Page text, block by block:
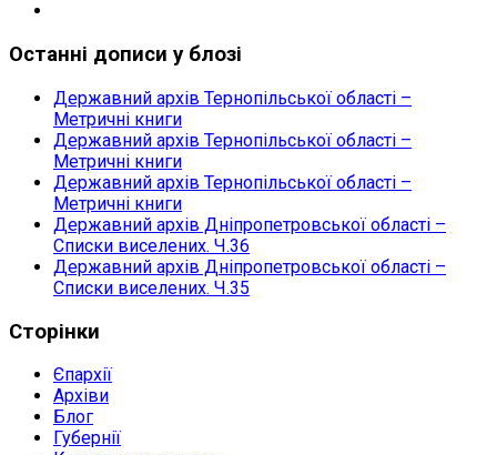
Останні дописи у блозі
Державний архів Тернопільської області –
Метричні книги
Державний архів Тернопільської області –
Метричні книги
Державний архів Тернопільської області –
Метричні книги
Державний архів Дніпропетровської області –
Списки виселених. Ч.36
Державний архів Дніпропетровської області –
Списки виселених. Ч.35
Сторінки
Єпархії
Архіви
Блог
Губернії